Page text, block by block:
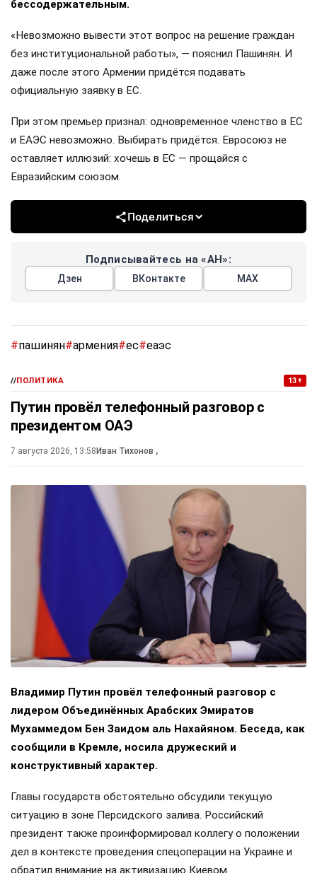
бессодержательным.
«Невозможно вывести этот вопрос на решение граждан
без институциональной работы», — пояснил Пашинян. И
даже после этого Армении придётся подавать
официальную заявку в ЕС.
При этом премьер признал: одновременное членство в ЕС
и ЕАЭС невозможно. Выбирать придётся. Евросоюз не
оставляет иллюзий: хочешь в ЕС — прощайся с
Евразийским союзом.
Поделиться
Подписывайтесь на «АН»:
Дзен ВКонтакте МАХ
#пашинян#армения#ес#еаэс
//ПОЛИТИКА 13+
Путин провёл телефонный разговор с
президентом ОАЭ
7 августа 2026, 13:58 Иван Тихонов ,
Владимир Путин провёл телефонный разговор с
лидером Объединённых Арабских Эмиратов
Мухаммедом Бен Заидом аль Нахайяном. Беседа, как
сообщили в Кремле, носила дружеский и
конструктивный характер.
Главы государств обстоятельно обсудили текущую
ситуацию в зоне Персидского залива. Российский
президент также проинформировал коллегу о положении
дел в контексте проведения спецоперации на Украине и
обратил внимание на активизацию Киевом